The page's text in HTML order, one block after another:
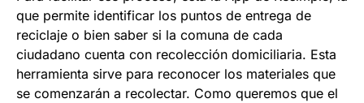
que permite identificar los puntos de entrega de
reciclaje o bien saber si la comuna de cada
ciudadano cuenta con recolección domiciliaria. Esta
herramienta sirve para reconocer los materiales que
se comenzarán a recolectar. Como queremos que el